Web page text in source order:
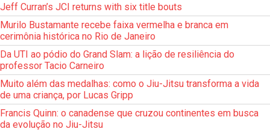
Jeff Curran’s JCI returns with six title bouts
Murilo Bustamante recebe faixa vermelha e branca em
cerimônia histórica no Rio de Janeiro
Da UTI ao pódio do Grand Slam: a lição de resiliência do
professor Tacio Carneiro
Muito além das medalhas: como o Jiu-Jitsu transforma a vida
de uma criança, por Lucas Gripp
Francis Quinn: o canadense que cruzou continentes em busca
da evolução no Jiu-Jitsu